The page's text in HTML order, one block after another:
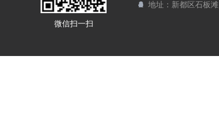
微信扫一扫
地址：新都区石板